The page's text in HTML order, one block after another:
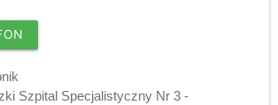
Szpital Specjalistyczny Nr 3 -